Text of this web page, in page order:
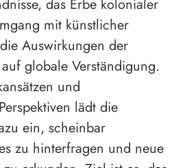
das Erbe kolonialer
mit künstlicher
Auswirkungen der
globale Verständigung.
und
lädt die
ein, scheinbar
zu hinterfragen und neue